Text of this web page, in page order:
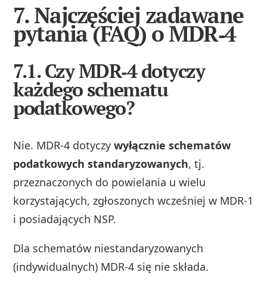
7. Najczęściej zadawane
pytania (FAQ) o MDR‑4
7.1. Czy MDR‑4 dotyczy
każdego schematu
podatkowego?
Nie. MDR‑4 dotyczywyłącznie schematów
podatkowych standaryzowanych, tj.
przeznaczonych do powielania u wielu
korzystających, zgłoszonych wcześniej w MDR‑1
i posiadających NSP.
Dla schematów niestandaryzowanych
(indywidualnych) MDR‑4 się nie składa.